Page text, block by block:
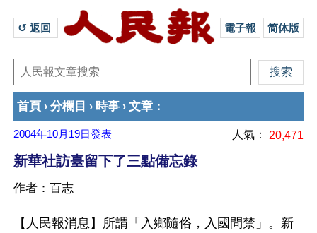
↺ 返回 電子報 简体版
首頁 › 分欄目 › 時事 › 文章 ：
2004年10月19日發表 人氣： 20,471
新華社訪臺留下了三點備忘錄
作者：百志
【人民報消息】所謂「入鄉隨俗，入國問禁」。新